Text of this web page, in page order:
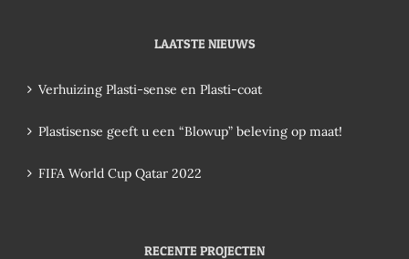
LAATSTE NIEUWS
Verhuizing Plasti-sense en Plasti-coat
Plastisense geeft u een “Blowup” beleving op maat!
FIFA World Cup Qatar 2022
RECENTE PROJECTEN